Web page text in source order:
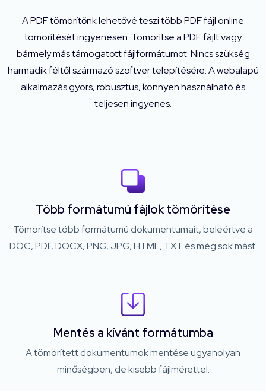
A PDF tömörítőnk lehetővé teszi több PDF fájl online
tömörítését ingyenesen. Tömörítse a PDF fájlt vagy
bármely más támogatott fájlformátumot. Nincs szükség
harmadik féltől származó szoftver telepítésére. A webalapú
alkalmazás gyors, robusztus, könnyen használható és
teljesen ingyenes.
Több formátumú fájlok tömörítése
Tömörítse több formátumú dokumentumait, beleértve a
DOC, PDF, DOCX, PNG, JPG, HTML, TXT és még sok mást.
Mentés a kívánt formátumba
A tömörített dokumentumok mentése ugyanolyan
minőségben, de kisebb fájlmérettel.